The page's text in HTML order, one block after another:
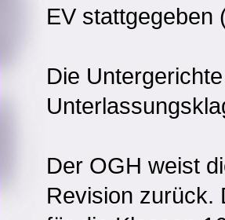
EV stattgegeben
Die
Der OGH weist
Revision zurück.